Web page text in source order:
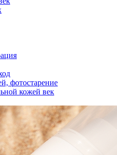
фотостарение
кожей век